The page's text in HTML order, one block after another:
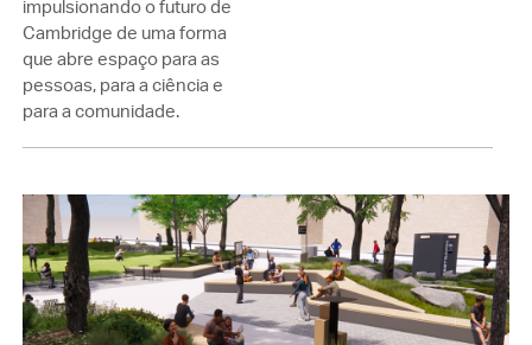
impulsionando o futuro de
Cambridge de uma forma
que abre espaço para as
pessoas, para a ciência e
para a comunidade.